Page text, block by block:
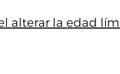
alterar la edad